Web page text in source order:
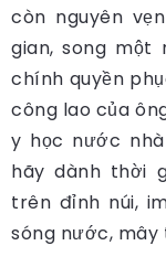
còn nguyên
gian, song một
chính quyền
công lao của
y học nước
hãy dành thời
trên đỉnh núi,
sóng nước, mây